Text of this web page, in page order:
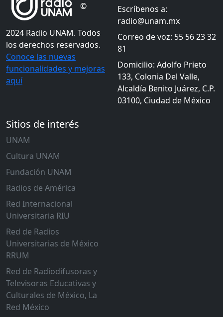
©
2024 Radio UNAM. Todos
los derechos reservados.
Conoce las nuevas
funcionalidades y mejoras
aquí
Escríbenos a:
radio@unam.mx
Correo de voz: 55 56 23 32
81
Domicilio: Adolfo Prieto
133, Colonia Del Valle,
Alcaldía Benito Juárez, C.P.
03100, Ciudad de México
Sitios de interés
UNAM
Cultura UNAM
Fundación UNAM
Radios de América
Red Internacional
Universitaria RIU
Red de Radios
Universitarias de México
RRUM
Red de Radiodifusoras y
Televisoras Educativas y
Culturales de México, La
Red México